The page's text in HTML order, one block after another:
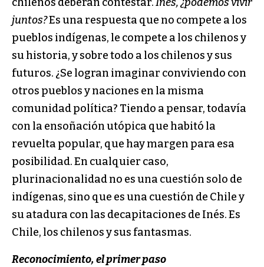
chilenos deberán contestar.Inés, ¿podemos vivir
juntos?Es una respuesta que no compete a los
pueblos indígenas, le compete a los chilenos y
su historia, y sobre todo a los chilenos y sus
futuros. ¿Se logran imaginar conviviendo con
otros pueblos y naciones en la misma
comunidad política? Tiendo a pensar, todavía
con la ensoñación utópica que habitó la
revuelta popular, que hay margen para esa
posibilidad. En cualquier caso,
plurinacionalidad no es una cuestión solo de
indígenas, sino que es una cuestión de Chile y
su atadura con las decapitaciones de Inés. Es
Chile, los chilenos y sus fantasmas.
Reconocimiento, el primer paso